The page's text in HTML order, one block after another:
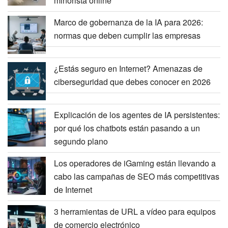
Marco de gobernanza de la IA para 2026:
normas que deben cumplir las empresas
¿Estás seguro en Internet? Amenazas de
ciberseguridad que debes conocer en 2026
Explicación de los agentes de IA persistentes:
por qué los chatbots están pasando a un
segundo plano
Los operadores de iGaming están llevando a
cabo las campañas de SEO más competitivas
de Internet
3 herramientas de URL a vídeo para equipos
de comercio electrónico